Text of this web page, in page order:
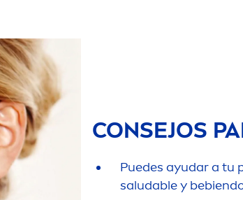
CONSEJOS
Puedes ayudar a tu
saludable y